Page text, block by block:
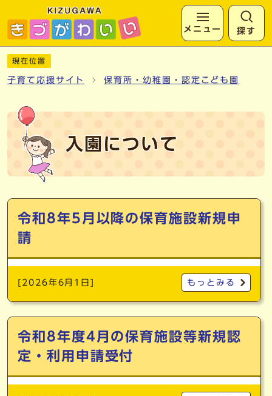
ページの先頭です
メニュー 探す
ここから本文です
現在位置
子育て応援サイト 保育所・幼稚園・認定こども園
入園について
メインメニュー
令和8年5月以降の保育施設新規申
請
[2026年6月1日] もっとみる
令和8年度4月の保育施設等新規認
定・利用申請受付